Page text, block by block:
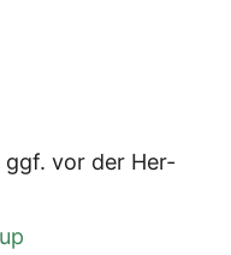
ggf. vor der Her­